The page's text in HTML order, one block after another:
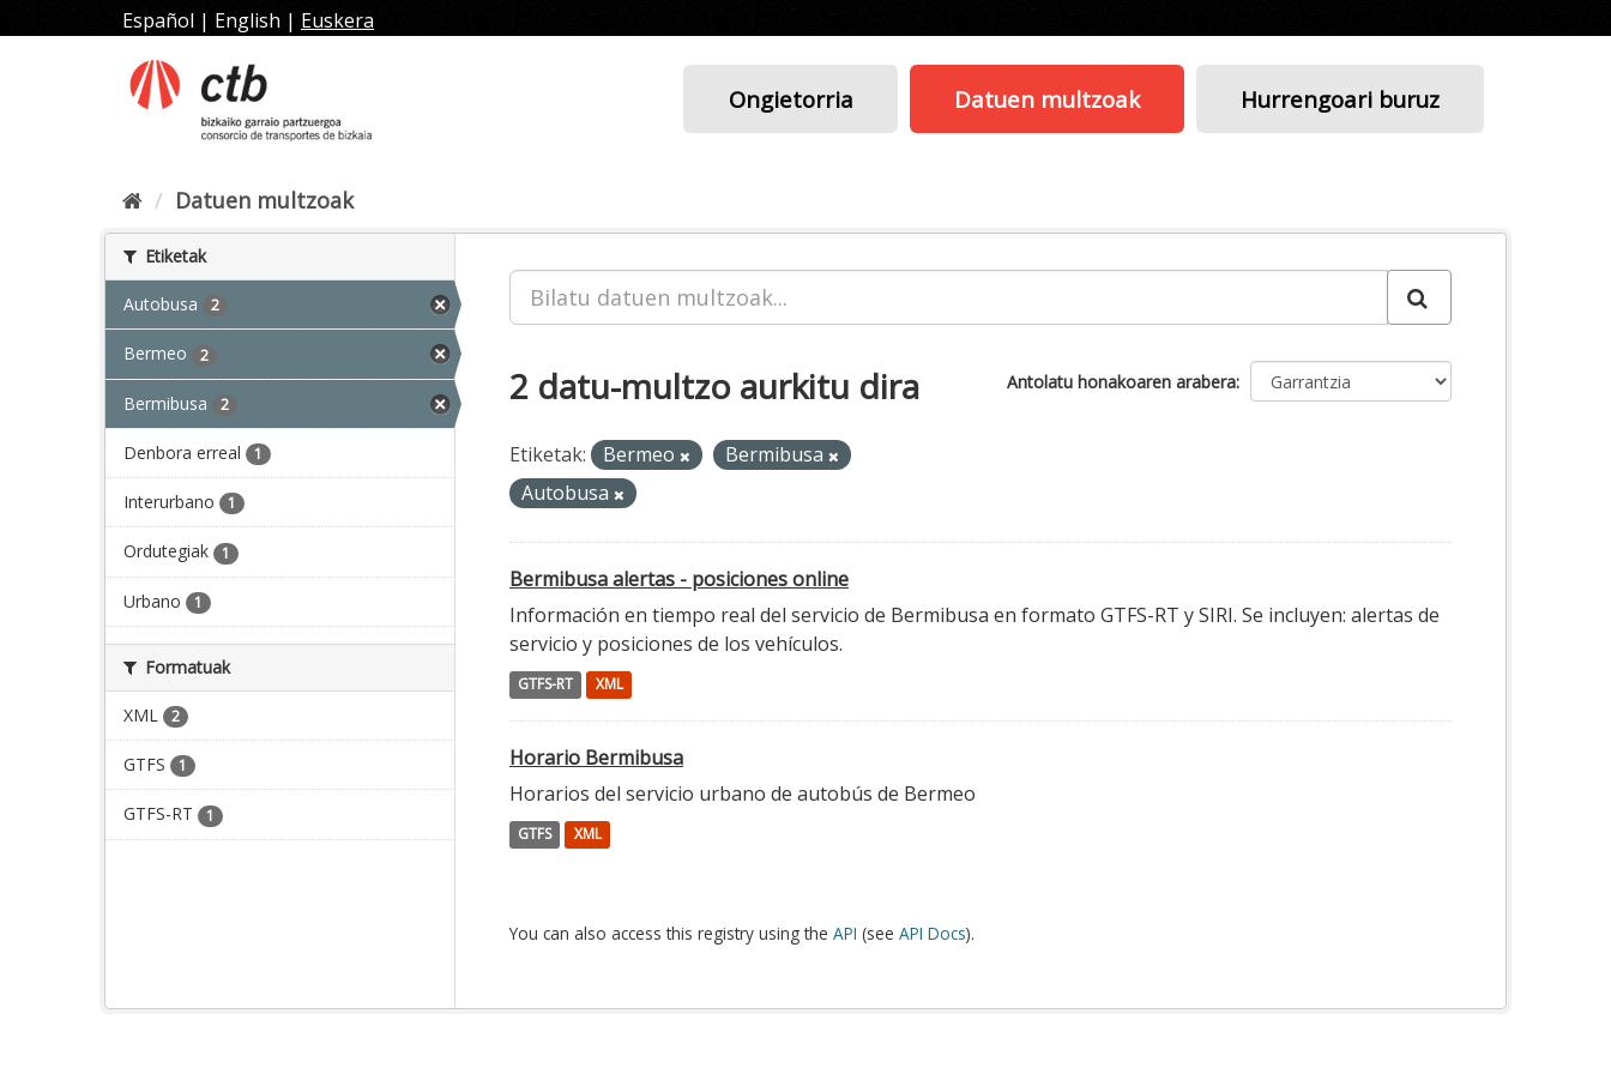
edukira
Español | English | Euskera
Ongietorria Datuen multzoak Hurrengoari buruz
Datuen multzoak
Etiketak
Autobusa 2
Bermeo 2
Bermibusa 2
Denbora erreal 1
Interurbano 1
Ordutegiak 1
Urbano 1
Formatuak
XML 2
GTFS 1
GTFS-RT 1
Antolatu honakoaren arabera
2 datu-multzo aurkitu dira
Etiketak: Bermeo
Bermibusa
Autobusa
Bermibusa alertas - posiciones online
Información en tiempo real del servicio de Bermibusa en formato GTFS-RT y SIRI. Se incluyen: alertas de
servicio y posiciones de los vehículos.
GTFS-RT XML
Horario Bermibusa
Horarios del servicio urbano de autobús de Bermeo
GTFS XML
You can also access this registry using the API (see API Docs).